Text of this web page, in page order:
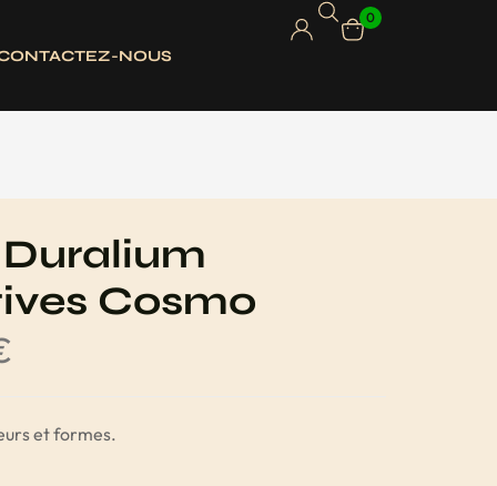
NOUS
0
Cosmo
et formes.